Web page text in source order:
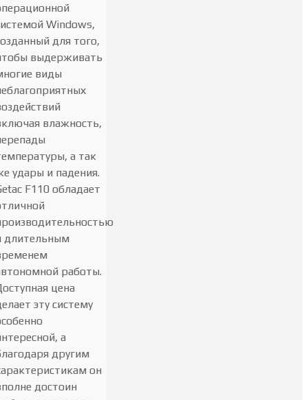
Windows,
для того,
выдерживать
виды
влажность,
а так
удары и падения.
F110 обладает
длительным
работы.
цена
эту систему
а
другим
он
достоин